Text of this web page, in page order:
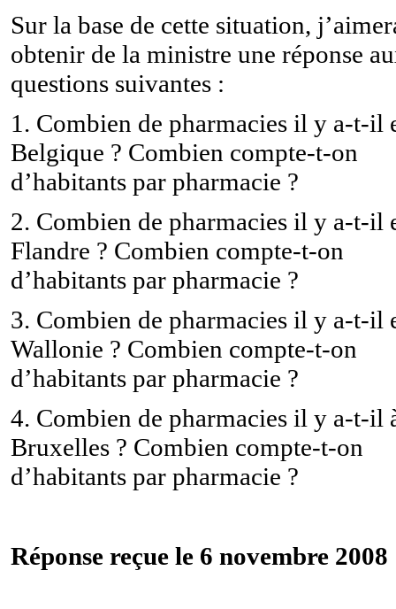
Sur la base de cette situation,
obtenir de la ministre une réponse
questions suivantes :
1. Combien de pharmacies il y a-t-il
Belgique ? Combien compte-t-on
d’habitants par pharmacie ?
2. Combien de pharmacies il y a-t-il
Flandre ? Combien compte-t-on
d’habitants par pharmacie ?
3. Combien de pharmacies il y a-t-il
Wallonie ? Combien compte-t-on
d’habitants par pharmacie ?
4. Combien de pharmacies il y a-t-il
Bruxelles ? Combien compte-t-on
d’habitants par pharmacie ?
Réponse reçue le 6 novembre 2008